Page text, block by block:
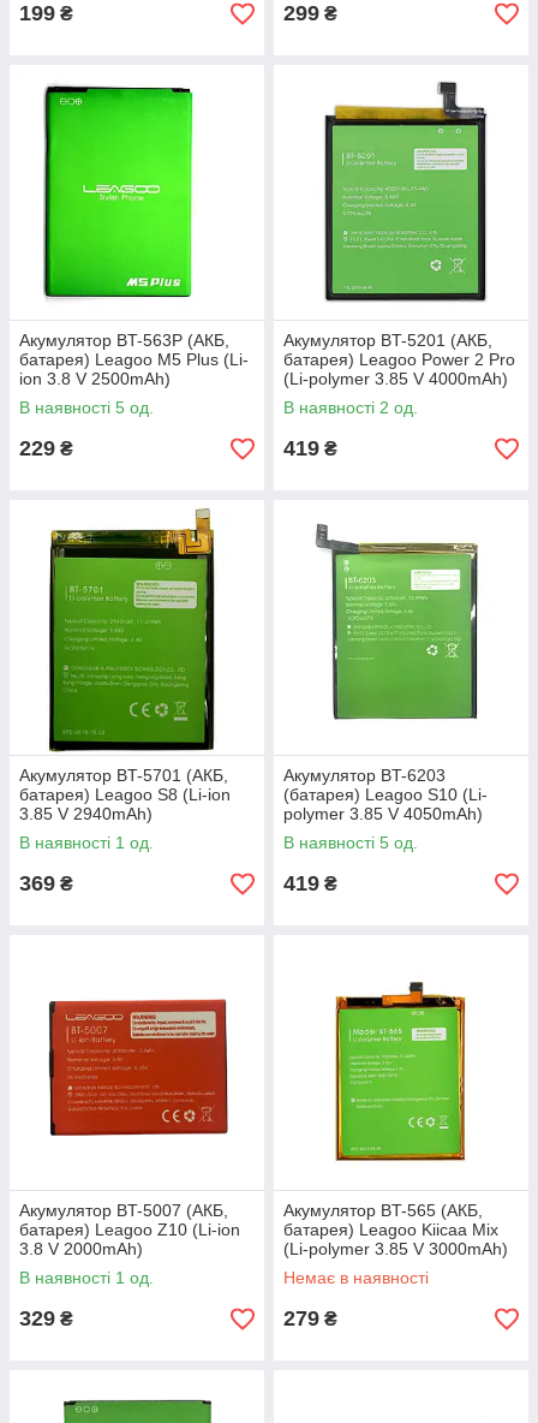
199 ₴ 299 ₴
Акумулятор BT-563P (АКБ,
батарея) Leagoo M5 Plus (Li-
ion 3.8 V 2500mAh)
В наявності 5 од.
229 ₴
Акумулятор BT-5201 (АКБ,
батарея) Leagoo Power 2 Pro
(Li-polymer 3.85 V 4000mAh)
В наявності 2 од.
419 ₴
Акумулятор BT-5701 (АКБ,
батарея) Leagoo S8 (Li-ion
3.85 V 2940mAh)
В наявності 1 од.
369 ₴
Акумулятор BT-6203
(батарея) Leagoo S10 (Li-
polymer 3.85 V 4050mAh)
В наявності 5 од.
419 ₴
Акумулятор BT-5007 (АКБ,
батарея) Leagoo Z10 (Li-ion
3.8 V 2000mAh)
В наявності 1 од.
329 ₴
Акумулятор BT-565 (АКБ,
батарея) Leagoo Kiicaa Mix
(Li-polymer 3.85 V 3000mAh)
Немає в наявності
279 ₴